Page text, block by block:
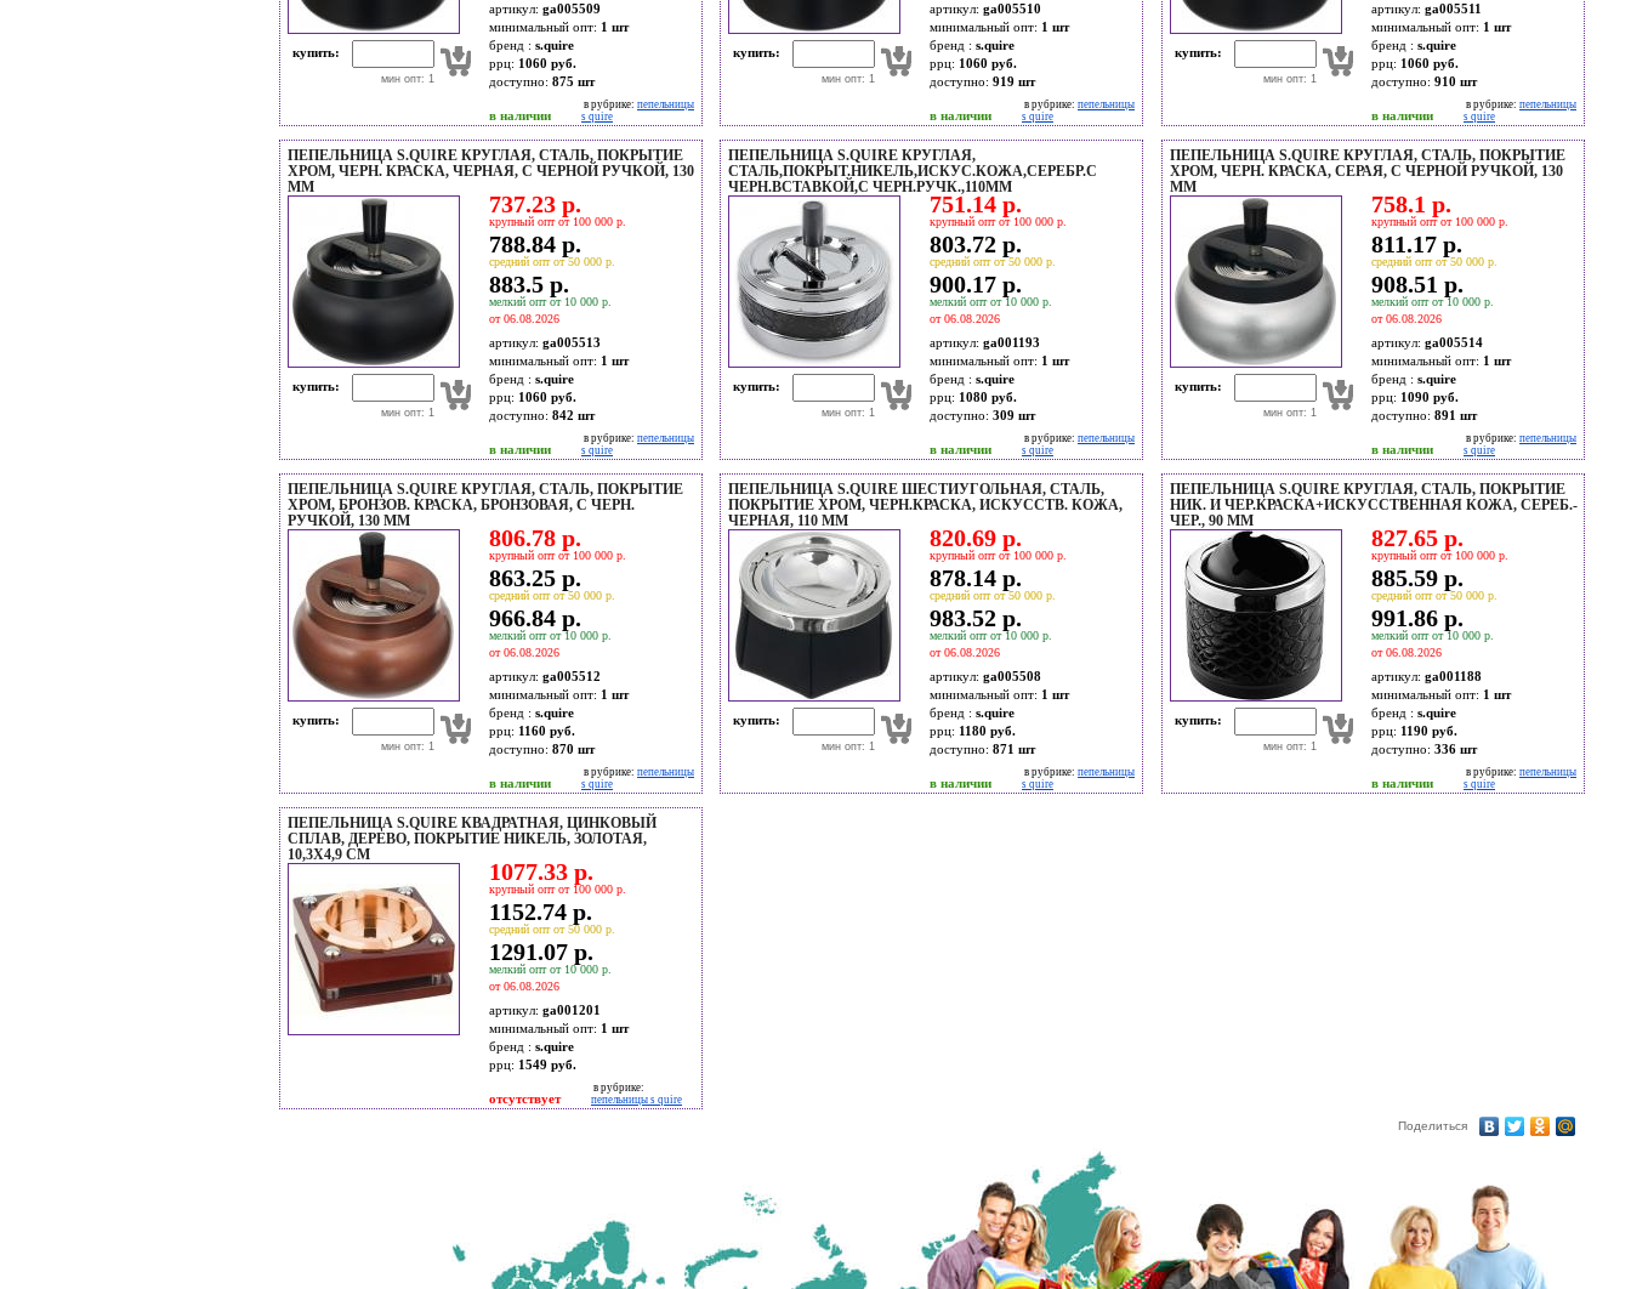
купить:
мин опт: 1
артикул: ga005509
минимальный опт: 1 шт
бренд : s.quire
ррц: 1060 руб.
доступно: 875 шт
в наличии
в рубрике: пепельницы
s quire
купить:
мин опт: 1
артикул: ga005510
минимальный опт: 1 шт
бренд : s.quire
ррц: 1060 руб.
доступно: 919 шт
в наличии
в рубрике: пепельницы
s quire
купить:
мин опт: 1
артикул: ga005511
минимальный опт: 1 шт
бренд : s.quire
ррц: 1060 руб.
доступно: 910 шт
в наличии
в рубрике: пепельницы
s quire
ПЕПЕЛЬНИЦА S.QUIRE КРУГЛАЯ, СТАЛЬ, ПОКРЫТИЕ
ХРОМ, ЧЕРН. КРАСКА, ЧЕРНАЯ, С ЧЕРНОЙ РУЧКОЙ, 130
ММ
купить:
мин опт: 1
737.23 р.
крупный опт от 100 000 р.
788.84 р.
средний опт от 50 000 р.
883.5 р.
мелкий опт от 10 000 р.
от 06.08.2026
артикул: ga005513
минимальный опт: 1 шт
бренд : s.quire
ррц: 1060 руб.
доступно: 842 шт
в наличии
в рубрике: пепельницы
s quire
ПЕПЕЛЬНИЦА S.QUIRE КРУГЛАЯ,
СТАЛЬ,ПОКРЫТ.НИКЕЛЬ,ИСКУС.КОЖА,СЕРЕБР.С
ЧЕРН.ВСТАВКОЙ,С ЧЕРН.РУЧК.,110ММ
купить:
мин опт: 1
751.14 р.
крупный опт от 100 000 р.
803.72 р.
средний опт от 50 000 р.
900.17 р.
мелкий опт от 10 000 р.
от 06.08.2026
артикул: ga001193
минимальный опт: 1 шт
бренд : s.quire
ррц: 1080 руб.
доступно: 309 шт
в наличии
в рубрике: пепельницы
s quire
ПЕПЕЛЬНИЦА S.QUIRE КРУГЛАЯ, СТАЛЬ, ПОКРЫТИЕ
ХРОМ, ЧЕРН. КРАСКА, СЕРАЯ, С ЧЕРНОЙ РУЧКОЙ, 130
ММ
купить:
мин опт: 1
758.1 р.
крупный опт от 100 000 р.
811.17 р.
средний опт от 50 000 р.
908.51 р.
мелкий опт от 10 000 р.
от 06.08.2026
артикул: ga005514
минимальный опт: 1 шт
бренд : s.quire
ррц: 1090 руб.
доступно: 891 шт
в наличии
в рубрике: пепельницы
s quire
ПЕПЕЛЬНИЦА S.QUIRE КРУГЛАЯ, СТАЛЬ, ПОКРЫТИЕ
ХРОМ, БРОНЗОВ. КРАСКА, БРОНЗОВАЯ, С ЧЕРН.
РУЧКОЙ, 130 ММ
купить:
мин опт: 1
806.78 р.
крупный опт от 100 000 р.
863.25 р.
средний опт от 50 000 р.
966.84 р.
мелкий опт от 10 000 р.
от 06.08.2026
артикул: ga005512
минимальный опт: 1 шт
бренд : s.quire
ррц: 1160 руб.
доступно: 870 шт
в наличии
в рубрике: пепельницы
s quire
ПЕПЕЛЬНИЦА S.QUIRE ШЕСТИУГОЛЬНАЯ, СТАЛЬ,
ПОКРЫТИЕ ХРОМ, ЧЕРН.КРАСКА, ИСКУССТВ. КОЖА,
ЧЕРНАЯ, 110 ММ
купить:
мин опт: 1
820.69 р.
крупный опт от 100 000 р.
878.14 р.
средний опт от 50 000 р.
983.52 р.
мелкий опт от 10 000 р.
от 06.08.2026
артикул: ga005508
минимальный опт: 1 шт
бренд : s.quire
ррц: 1180 руб.
доступно: 871 шт
в наличии
в рубрике: пепельницы
s quire
ПЕПЕЛЬНИЦА S.QUIRE КРУГЛАЯ, СТАЛЬ, ПОКРЫТИЕ
НИК. И ЧЕР.КРАСКА+ИСКУССТВЕННАЯ КОЖА, СЕРЕБ.-
ЧЕР., 90 ММ
купить:
мин опт: 1
827.65 р.
крупный опт от 100 000 р.
885.59 р.
средний опт от 50 000 р.
991.86 р.
мелкий опт от 10 000 р.
от 06.08.2026
артикул: ga001188
минимальный опт: 1 шт
бренд : s.quire
ррц: 1190 руб.
доступно: 336 шт
в наличии
в рубрике: пепельницы
s quire
ПЕПЕЛЬНИЦА S.QUIRE КВАДРАТНАЯ, ЦИНКОВЫЙ
СПЛАВ, ДЕРЕВО, ПОКРЫТИЕ НИКЕЛЬ, ЗОЛОТАЯ,
10,3Х4,9 СМ
1077.33 р.
крупный опт от 100 000 р.
1152.74 р.
средний опт от 50 000 р.
1291.07 р.
мелкий опт от 10 000 р.
от 06.08.2026
артикул: ga001201
минимальный опт: 1 шт
бренд : s.quire
ррц: 1549 руб.
отсутствует
в рубрике:
пепельницы s quire
Поделиться